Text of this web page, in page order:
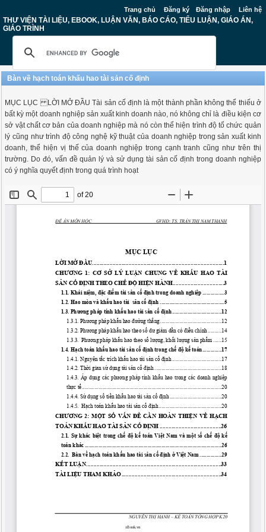
Trang chủ Đăng ký Đăng nhập Liên hệ
THƯ VIỆN TÀI LIỆU, EBOOK, LUẬN VĂN, BÁO CÁO, TIỂU LUẬN, GIÁO ÁN,
GIÁO TRÌNH
Bàn về hạch toán khấu hao tài sản cố định
MỤC LỤC LỜI MỞ ĐẦU Tài sản cố định là một thành phần không thể thiếu ở
bất kỳ một doanh nghiệp sản xuất kinh doanh nào, nó không chỉ là điều kiện cơ
sở vật chất cơ bản của doanh nghiệp mà nó còn thể hiện trình độ tổ chức quản
lý cũng như trình độ công nghệ kỹ thuật của doanh nghiệp trong sản xuất kinh
doanh, thể hiện vị thế của doanh nghiệp trong cạnh tranh cũng như trên thị
trường. Do đó, vấn đề quản lý và sử dụng tài sản cố định trong doanh nghiệp
có ý nghĩa quyết định trong quá trình hoạt